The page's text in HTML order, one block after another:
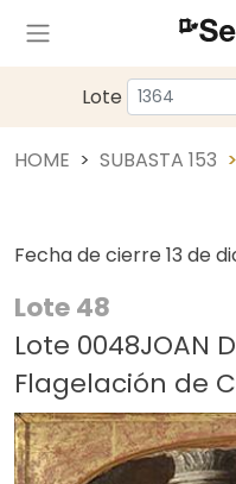
Lote
HOME SUBASTA 153
Fecha de cierre 13 de
Lote 48
Lote 0048JOAN
Flagelación de